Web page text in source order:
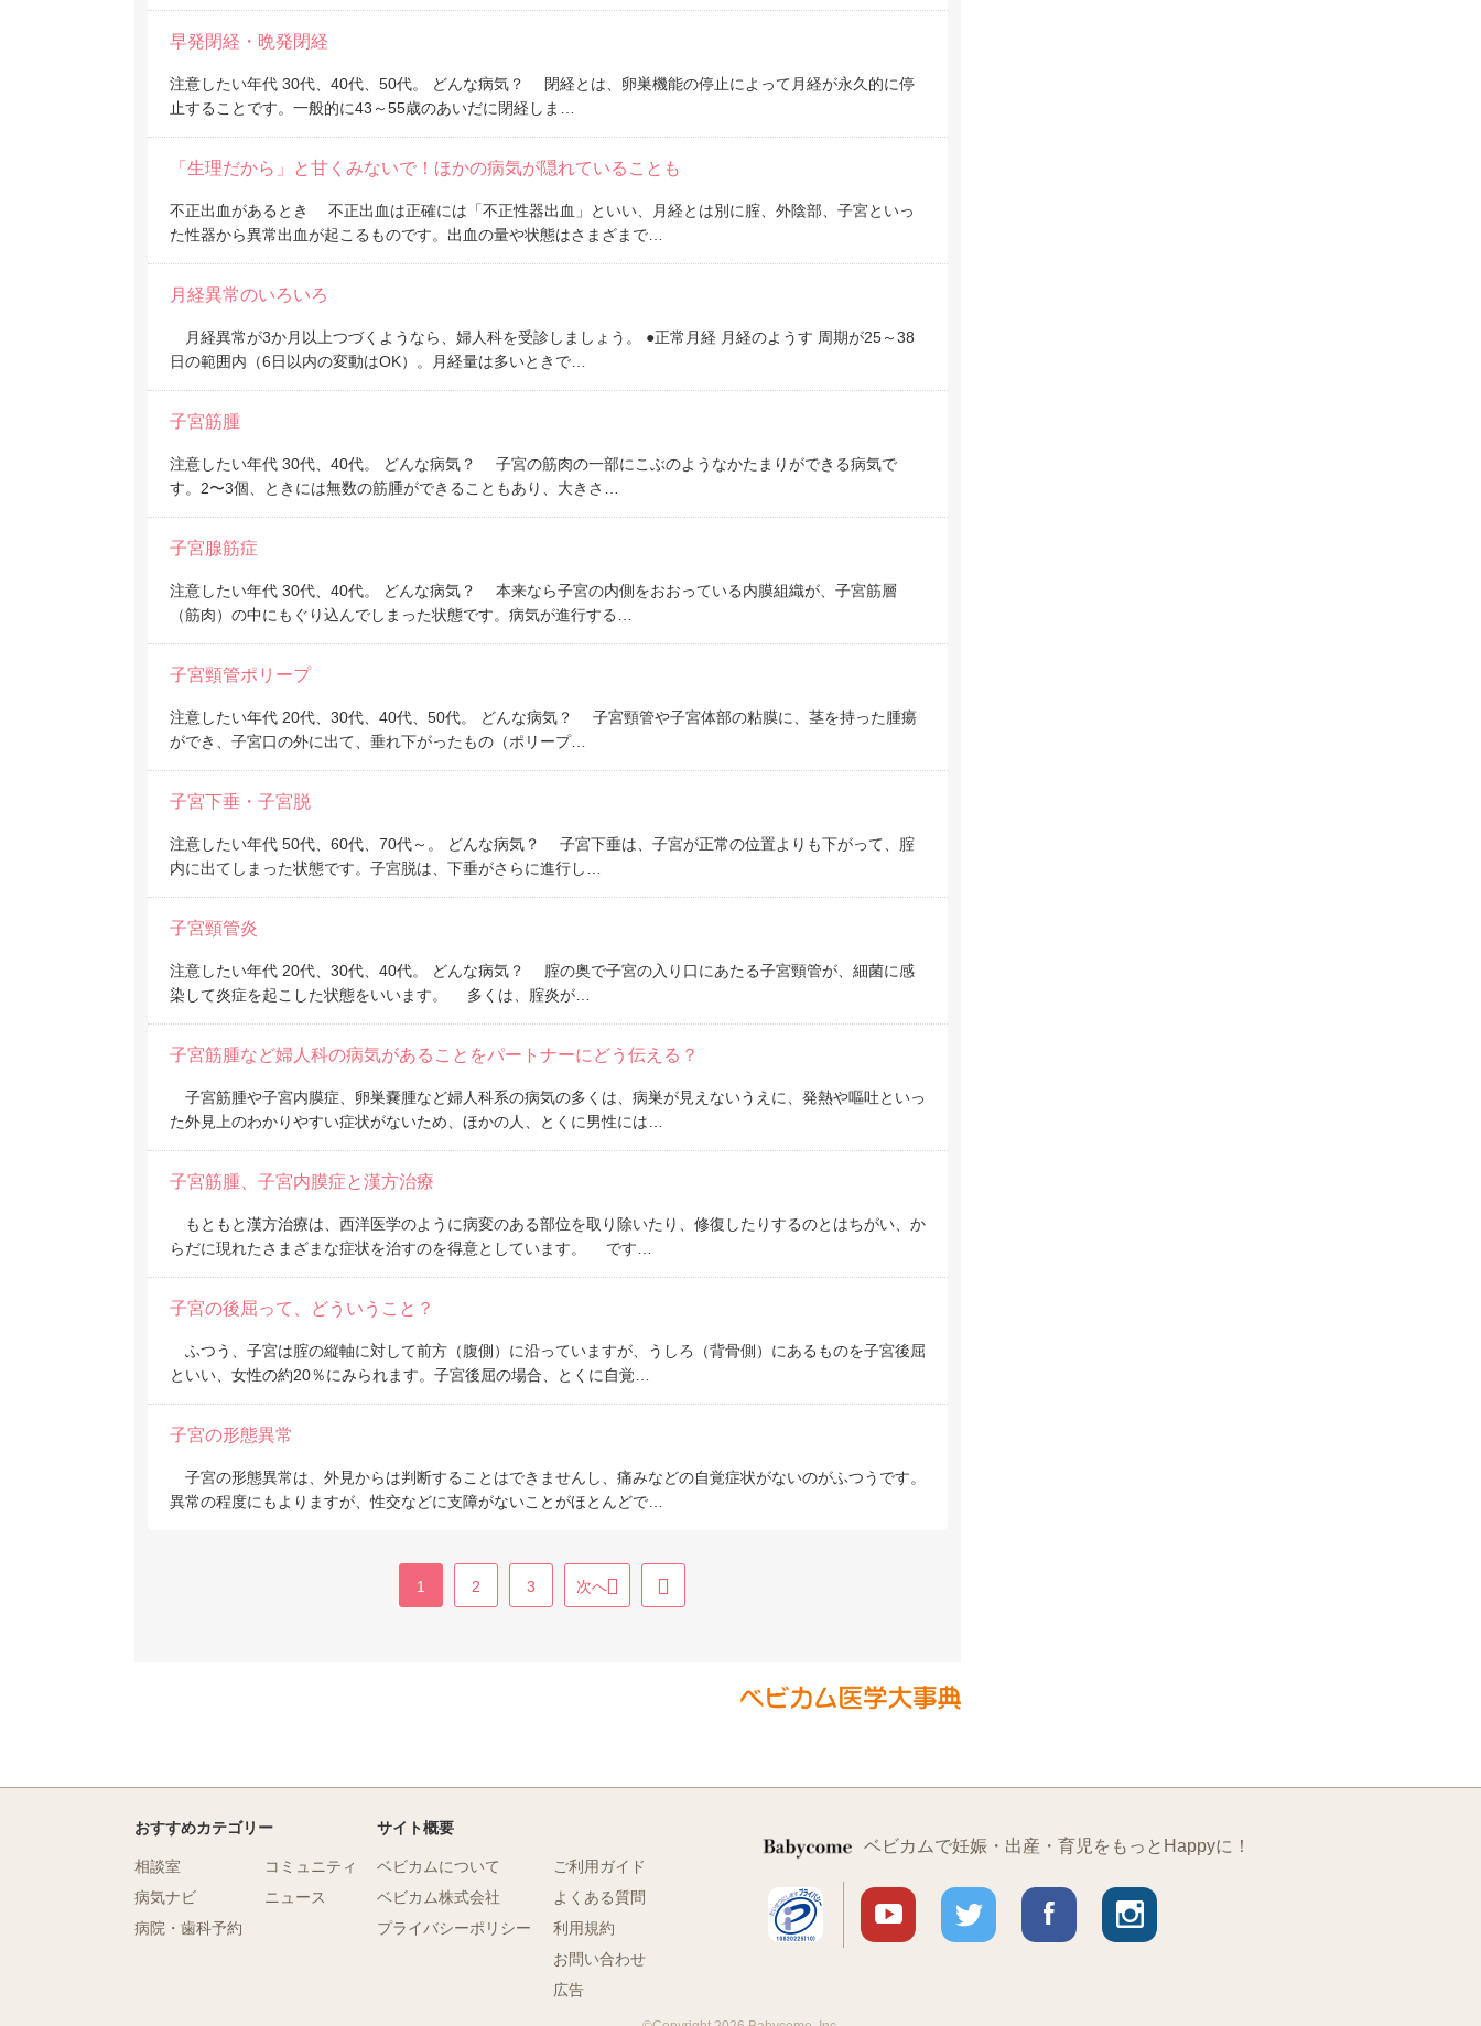
早発閉経・晩発閉経
注意したい年代 30代、40代、50代。 どんな病気？ 閉経とは、卵巣機能の停止によって月経が永久的に停
止することです。一般的に43～55歳のあいだに閉経しま…
「生理だから」と甘くみないで！ほかの病気が隠れていることも
不正出血があるとき 不正出血は正確には「不正性器出血」といい、月経とは別に腟、外陰部、子宮といっ
た性器から異常出血が起こるものです。出血の量や状態はさまざまで…
月経異常のいろいろ
月経異常が3か月以上つづくようなら、婦人科を受診しましょう。 ●正常月経 月経のようす 周期が25～38
日の範囲内（6日以内の変動はOK）。月経量は多いときで…
子宮筋腫
注意したい年代 30代、40代。 どんな病気？ 子宮の筋肉の一部にこぶのようなかたまりができる病気で
す。2〜3個、ときには無数の筋腫ができることもあり、大きさ…
子宮腺筋症
注意したい年代 30代、40代。 どんな病気？ 本来なら子宮の内側をおおっている内膜組織が、子宮筋層
（筋肉）の中にもぐり込んでしまった状態です。病気が進行する…
子宮頸管ポリープ
注意したい年代 20代、30代、40代、50代。 どんな病気？ 子宮頸管や子宮体部の粘膜に、茎を持った腫瘍
ができ、子宮口の外に出て、垂れ下がったもの（ポリープ…
子宮下垂・子宮脱
注意したい年代 50代、60代、70代～。 どんな病気？ 子宮下垂は、子宮が正常の位置よりも下がって、腟
内に出てしまった状態です。子宮脱は、下垂がさらに進行し…
子宮頸管炎
注意したい年代 20代、30代、40代。 どんな病気？ 腟の奥で子宮の入り口にあたる子宮頸管が、細菌に感
染して炎症を起こした状態をいいます。 多くは、腟炎が…
子宮筋腫など婦人科の病気があることをパートナーにどう伝える？
子宮筋腫や子宮内膜症、卵巣嚢腫など婦人科系の病気の多くは、病巣が見えないうえに、発熱や嘔吐といっ
た外見上のわかりやすい症状がないため、ほかの人、とくに男性には…
子宮筋腫、子宮内膜症と漢方治療
もともと漢方治療は、西洋医学のように病変のある部位を取り除いたり、修復したりするのとはちがい、か
らだに現れたさまざまな症状を治すのを得意としています。 です…
子宮の後屈って、どういうこと？
ふつう、子宮は腟の縦軸に対して前方（腹側）に沿っていますが、うしろ（背骨側）にあるものを子宮後屈
といい、女性の約20％にみられます。子宮後屈の場合、とくに自覚…
子宮の形態異常
子宮の形態異常は、外見からは判断することはできませんし、痛みなどの自覚症状がないのがふつうです。
異常の程度にもよりますが、性交などに支障がないことがほとんどで…
1 2 3 次へ
ベビカムで妊娠・出産・育児をもっとHappyに！
おすすめカテゴリー
相談室
病気ナビ
病院・歯科予約
コミュニティ
ニュース
サイト概要
ベビカムについて
ベビカム株式会社
プライバシーポリシー
ご利用ガイド
よくある質問
利用規約
お問い合わせ
広告